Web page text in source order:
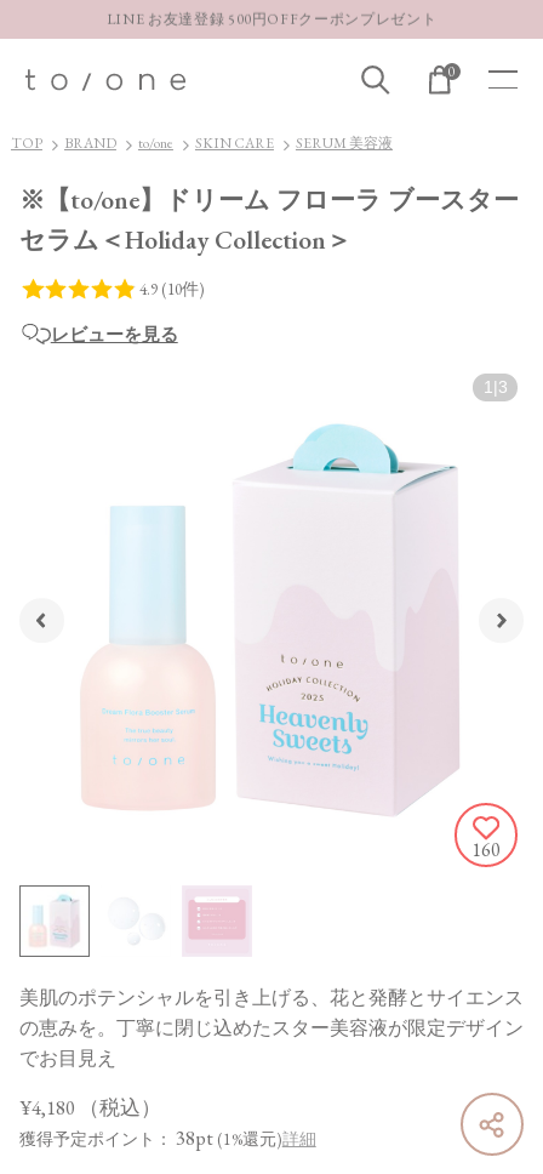
LINE お友達登録 500円OFFクーポンプレゼント
お得な定期購入コースはこちら
LINE お友達登録 500円OFFクーポンプレゼント
0
TOP BRAND to/one SKIN CARE SERUM 美容液
※【to/one】ドリーム フローラ ブースター
セラム＜Holiday Collection＞
レビューを見る
1 3
160
美肌のポテンシャルを引き上げる、花と発酵とサイエンス
の恵みを。丁寧に閉じ込めたスター美容液が限定デザイン
でお目見え
¥4,180 （税込）
獲得予定ポイント： 38pt (1%還元)詳細